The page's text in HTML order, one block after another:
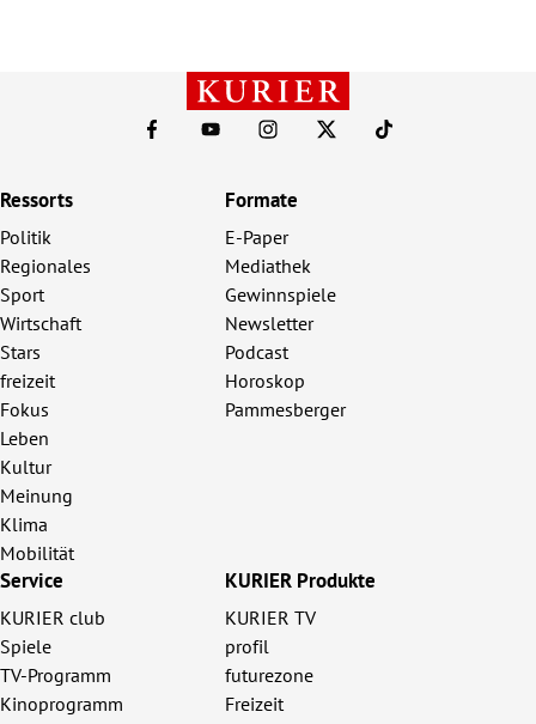
Ressorts
Politik
Regionales
Sport
Wirtschaft
Stars
freizeit
Fokus
Leben
Kultur
Meinung
Klima
Mobilität
Formate
E-Paper
Mediathek
Gewinnspiele
Newsletter
Podcast
Horoskop
Pammesberger
Service
KURIER club
Spiele
TV-Programm
Kinoprogramm
KURIER Produkte
KURIER TV
profil
futurezone
Freizeit